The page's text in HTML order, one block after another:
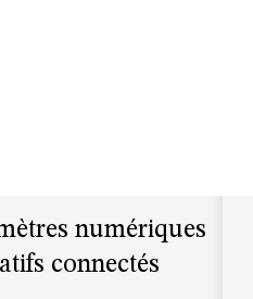
numériques
connectés